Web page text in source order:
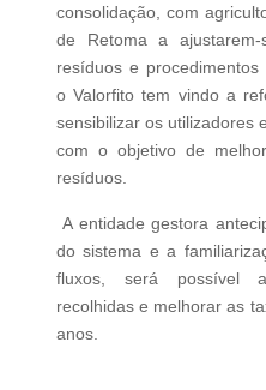
consolidação, com
de Retoma a
resíduos e procedimentos
o Valorfito tem vindo a
sensibilizar os utilizadores
com o objetivo de
resíduos.
A entidade gestora
do sistema e a
fluxos, será possível
recolhidas e melhorar as
anos.